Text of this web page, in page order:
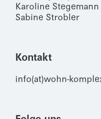
Karoline Stegemann
Sabine Strobler
Kontakt
info(at)wohn-